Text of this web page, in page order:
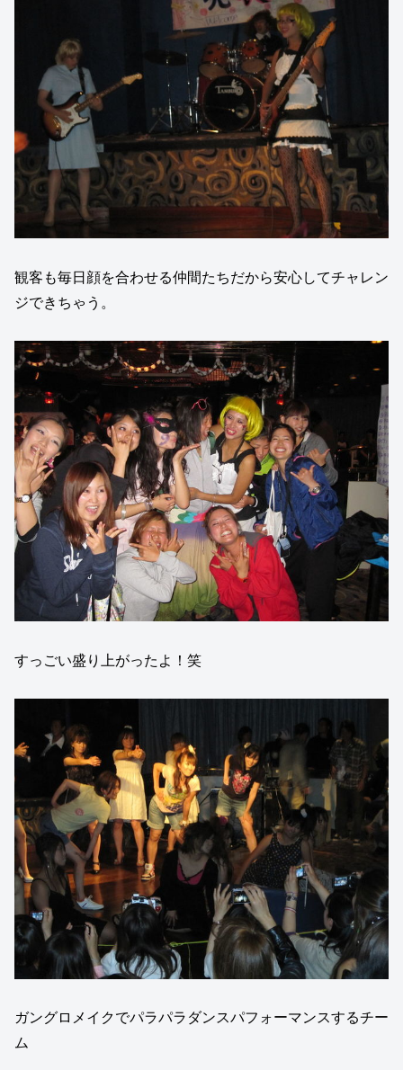
観客も毎日顔を合わせる仲間たちだから安心してチャレン
ジできちゃう。
すっごい盛り上がったよ！笑
ガングロメイクでパラパラダンスパフォーマンスするチー
ム